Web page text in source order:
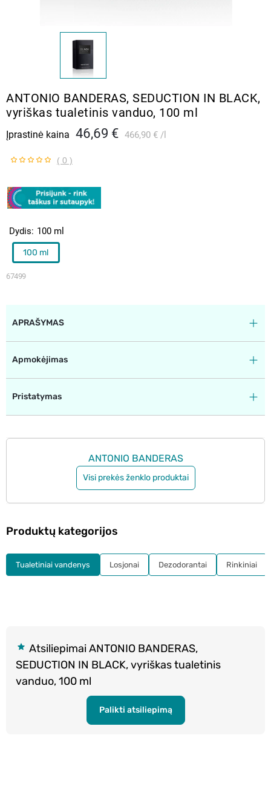
ANTONIO BANDERAS, SEDUCTION IN BLACK,
vyriškas tualetinis vanduo, 100 ml
Įprastinė kaina 46,69 € 466,90 €
( 0 )
67499
Dydis 100 ml
100 ml
APRAŠYMAS
Apmokėjimas
Pristatymas
ANTONIO BANDERAS
Visi prekės ženklo produktai
Atsiliepimai ANTONIO BANDERAS,
SEDUCTION IN BLACK, vyriškas tualetinis
vanduo, 100 ml
Palikti atsiliepimą
Produktų kategorijos
Tualetiniai vandenys Losjonai Dezodorantai Rinkiniai